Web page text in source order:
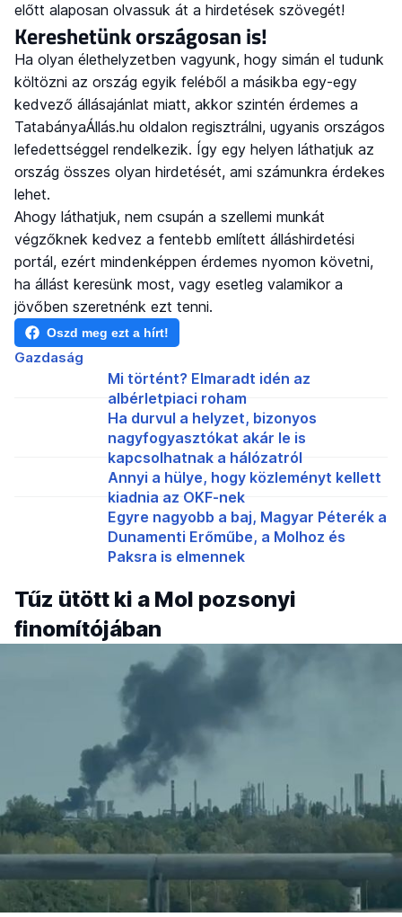
előtt alaposan olvassuk át a hirdetések szövegét!
Kereshetünk országosan is!
Ha olyan élethelyzetben vagyunk, hogy simán el tudunk
költözni az ország egyik feléből a másikba egy-egy
kedvező állásajánlat miatt, akkor szintén érdemes a
TatabányaÁllás.hu oldalon regisztrálni, ugyanis országos
lefedettséggel rendelkezik. Így egy helyen láthatjuk az
ország összes olyan hirdetését, ami számunkra érdekes
lehet.
Ahogy láthatjuk, nem csupán a szellemi munkát
végzőknek kedvez a fentebb említett álláshirdetési
portál, ezért mindenképpen érdemes nyomon követni,
ha állást keresünk most, vagy esetleg valamikor a
jövőben szeretnénk ezt tenni.
Oszd meg ezt a hírt!
Gazdaság
Mi történt? Elmaradt idén az
albérletpiaci roham
Ha durvul a helyzet, bizonyos
nagyfogyasztókat akár le is
kapcsolhatnak a hálózatról
Annyi a hülye, hogy közleményt kellett
kiadnia az OKF-nek
Egyre nagyobb a baj, Magyar Péterék a
Dunamenti Erőműbe, a Molhoz és
Paksra is elmennek
Tűz ütött ki a Mol pozsonyi
finomítójában